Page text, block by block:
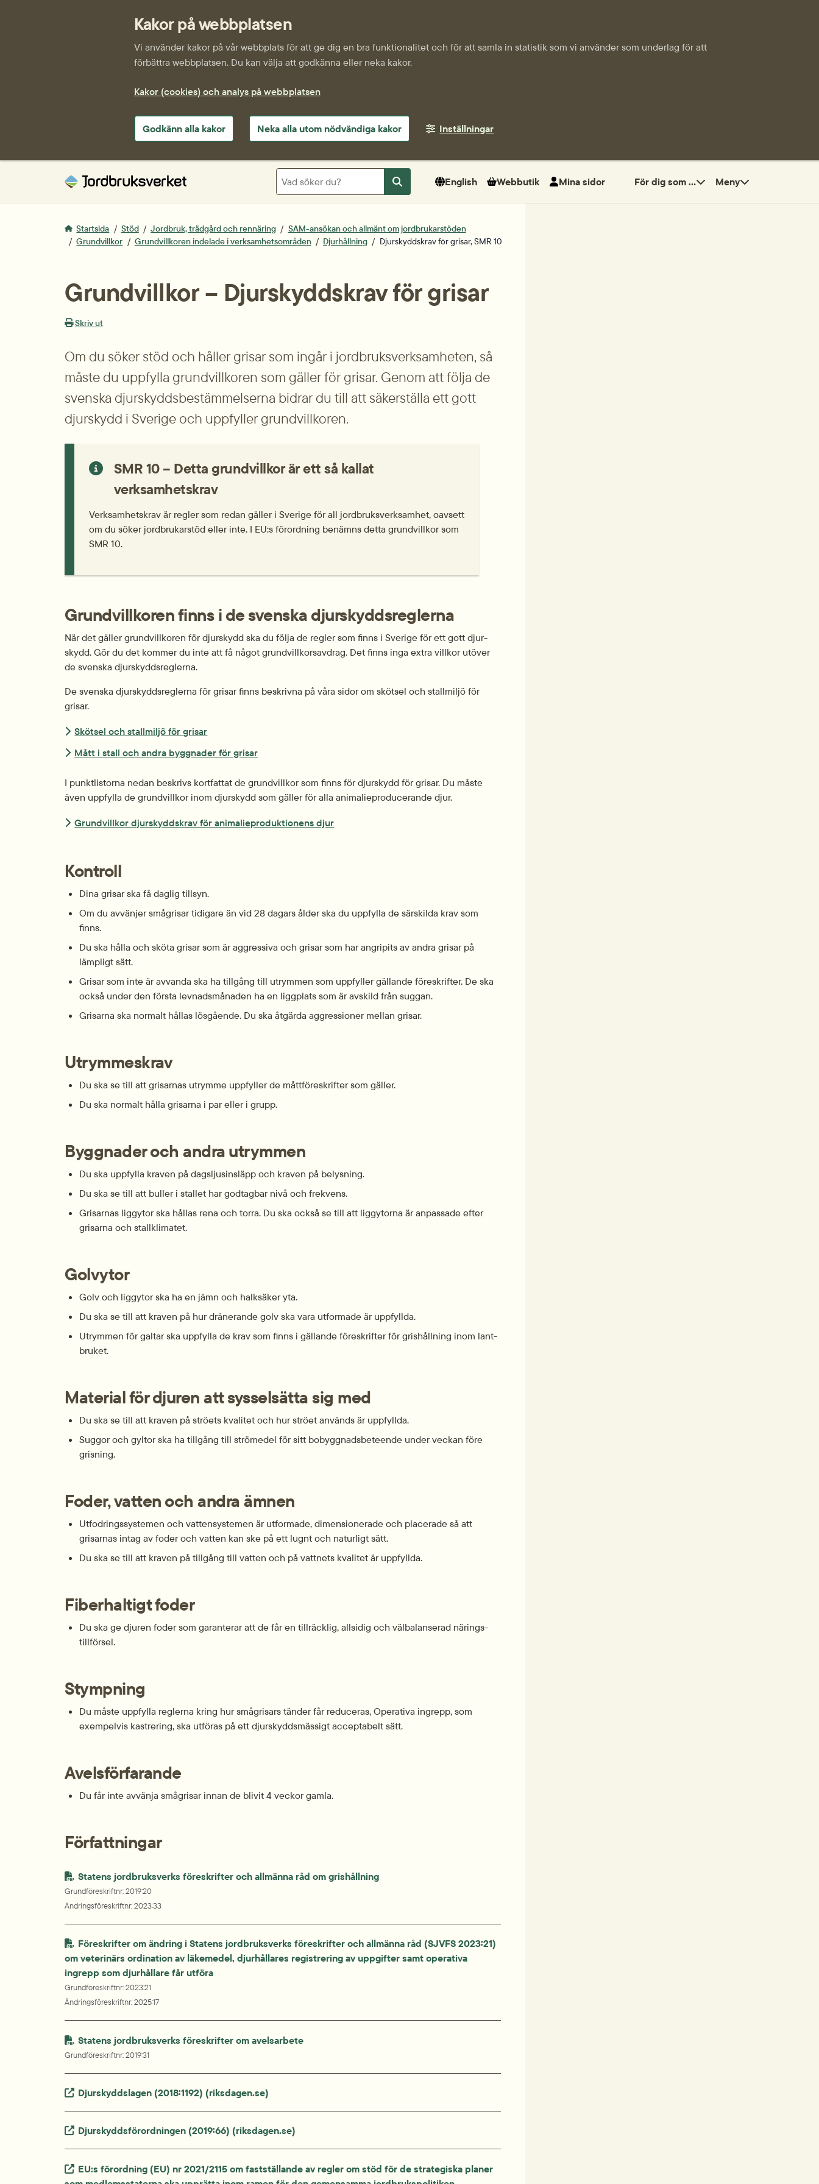
Kakor på webbplatsen
Vi använder kakor på vår webbplats för att ge dig en bra funktionalitet och för att samla in statistik som vi använder som underlag för att
förbättra webbplatsen. Du kan välja att godkänna eller neka kakor.
Kakor (cookies) och analys på webbplatsen
Godkänn alla kakor Neka alla utom nödvändiga kakor Inställningar
Sök
Sök
English Webbutik Mina sidor För dig som ... Meny
Startsida Stöd Jordbruk, trädgård och rennäring
SAM-ansökan och allmänt om jordbrukarstöden
Grundvillkor
Grundvillkoren indelade i verksamhetsområden Djurhållning Djurskyddskrav för grisar, SMR 10
Grundvillkor – Djur­skydds­krav för grisar
Skriv ut
Om du söker stöd och håller grisar som ingår i jord­bruks­verksamheten, så
måste du uppfylla grund­villkoren som gäller för grisar. Genom att följa de
svenska djurskydds­bestämmelserna bidrar du till att säker­ställa ett gott
djurskydd i Sverige och uppfyller grundvillkoren.
SMR 10 – Detta grundvillkor är ett så kallat
verksamhetskrav
Verksamhets­krav är regler som redan gäller i Sverige för all jordbruks­verksamhet, oavsett
om du söker jordbrukarstöd eller inte. I EU:s förordning benämns detta grundvillkor som
SMR 10.
Grundvillkoren finns i de svenska djur­skydds­reglerna
När det gäller grund­villkoren för djur­skydd ska du följa de regler som finns i Sverige för ett gott djur­
skydd. Gör du det kommer du inte att få något grund­villkors­avdrag. Det finns inga extra villkor utöver
de svenska djurskydds­reglerna.
De svenska djurskydds­reglerna för grisar finns beskrivna på våra sidor om skötsel och stall­miljö för
grisar.
Skötsel och stallmiljö för grisar
Mått i stall och andra byggnader för grisar
I punkt­listorna nedan beskrivs kort­fattat de grund­villkor som finns för djurskydd för grisar. Du måste
även uppfylla de grund­villkor inom djurskydd som gäller för alla animalie­produc­erande djur.
Grundvillkor djur­skydds­krav för animalie­produkt­ionens djur
Kontroll
Dina grisar ska få daglig tillsyn.
Om du av­vänjer små­grisar tidigare än vid 28 dagars ålder ska du uppfylla de särskilda krav som
finns.
Du ska hålla och sköta grisar som är agg­ressiva och grisar som har an­gripits av andra grisar på
lämpligt sätt.
Grisar som inte är av­vanda ska ha tillgång till ut­rymmen som uppfyller gällande före­skrifter. De ska
också under den första levnads­månaden ha en ligg­plats som är avskild från suggan.
Grisarna ska normalt hållas lös­gående. Du ska åtgärda aggress­ioner mellan grisar.
Utrymmeskrav
Du ska se till att grisarnas ut­rymme uppfyller de mått­föreskrifter som gäller.
Du ska normalt hålla grisarna i par eller i grupp.
Byggnader och andra ut­rymmen
Du ska uppfylla kraven på dagsljus­insläpp och kraven på belysning.
Du ska se till att buller i stallet har godtag­bar nivå och frekvens.
Grisarnas ligg­ytor ska hållas rena och torra. Du ska också se till att ligg­ytorna är anpassade efter
grisarna och stall­klimatet.
Golvytor
Golv och ligg­ytor ska ha en jämn och halk­säker yta.
Du ska se till att kraven på hur drän­erande golv ska vara ut­formade är uppfyllda.
Utrymmen för galtar ska uppfylla de krav som finns i gällande före­skrifter för gris­hållning inom lant­
bruket.
Material för djuren att syssel­sätta sig med
Du ska se till att kraven på ströets kvalitet och hur ströet används är upp­fyllda.
Suggor och gyltor ska ha tillgång till strö­medel för sitt bobyggnads­beteende under veckan före
grisning.
Foder, vatten och andra ämnen
Utfodrings­systemen och vatten­systemen är ut­formade, dimen­sionerade och placerade så att
grisarnas intag av foder och vatten kan ske på ett lugnt och natur­ligt sätt.
Du ska se till att kraven på tillgång till vatten och på vattnets kvalitet är uppfyllda.
Fiber­haltigt foder
Du ska ge djuren foder som garant­erar att de får en till­räcklig, allsidig och väl­balanserad närings­
tillförsel.
Stympning
Du måste uppfylla reglerna kring hur små­grisars tänder får reduceras, Operativa ingrepp, som
exempel­vis kastr­ering, ska utföras på ett djurskydds­mässigt accept­abelt sätt.
Avelsförfarande
Du får inte av­vänja små­grisar innan de blivit 4 veckor gamla.
Författningar
Statens jordbruksverks föreskrifter och allmänna råd om grishållning
Grundföreskriftnr: 2019:20
Ändringsföreskriftnr: 2023:33
Föreskrifter om ändring i Statens jordbruksverks föreskrifter och allmänna råd (SJVFS 2023:21)
om veterinärs ordination av läkemedel, djurhållares registrering av uppgifter samt operativa
ingrepp som djurhållare får utföra
Grundföreskriftnr: 2023:21
Ändringsföreskriftnr: 2025:17
Statens jordbruksverks föreskrifter om avelsarbete
Grundföreskriftnr: 2019:31
Extern länk.
Djurskyddslagen (2018:1192) (riksdagen.se)
Extern länk.
Djurskyddsförordningen (2019:66) (riksdagen.se)
Extern länk.
EU:s förordning (EU) nr 2021/2115 om fastställande av regler om stöd för de strategiska planer